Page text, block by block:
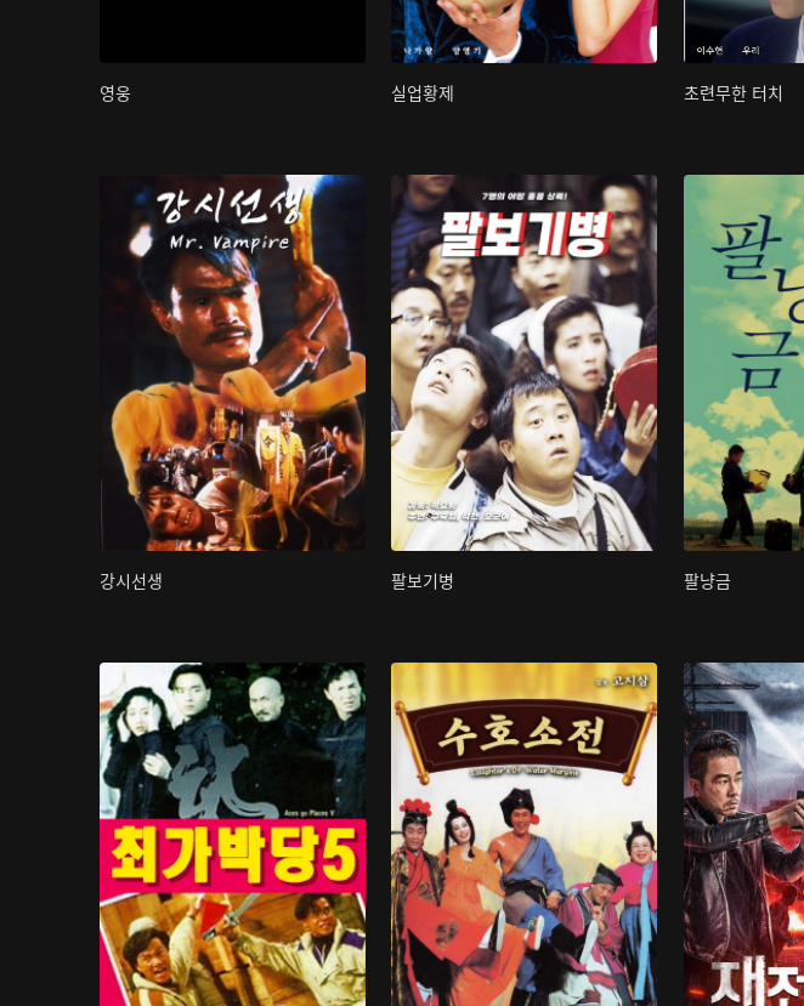
영웅 실업황제 초련무한 터치
강시선생 팔보기병 팔냥금